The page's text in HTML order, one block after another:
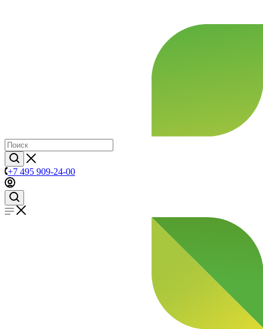
+7 495 909-24-00